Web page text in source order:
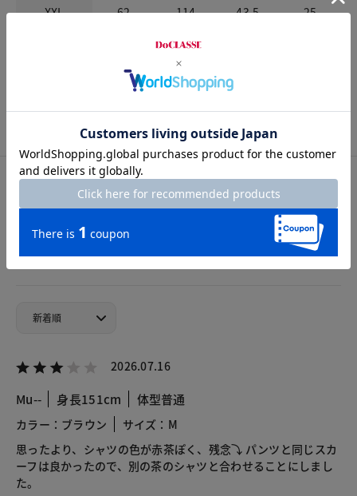
XXL 62 114 43.5 25
お店で試着する
チャット相談をする 店頭在庫を見る
カスタマーレビュー
総合評価
4.0 2レビュー
2026.07.16
Mu-- 身長151cm 体型普通
カラー：ブラウン
サイズ：M
思ったより、シャツの色が赤茶ぽく、残念⤵︎ パンツと同じスカ
ーフは良かったので、別の茶のシャツと合わせることにしまし
た。